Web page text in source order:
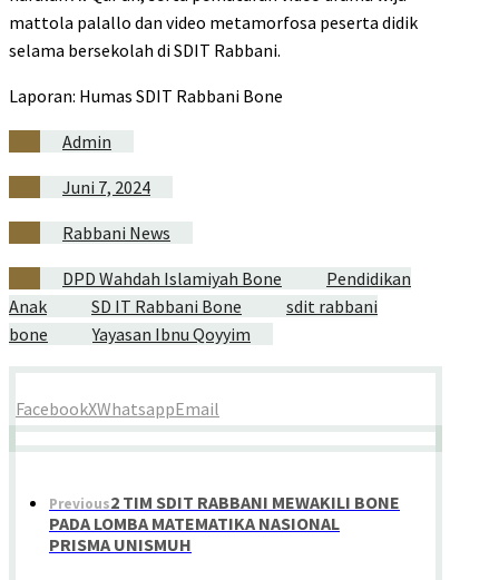
mattola palallo dan video metamorfosa peserta didik
selama bersekolah di SDIT Rabbani.
Laporan: Humas SDIT Rabbani Bone
Admin
Juni 7, 2024
Rabbani News
DPD Wahdah Islamiyah Bone
Pendidikan
Anak
SD IT Rabbani Bone
sdit rabbani
bone
Yayasan Ibnu Qoyyim
FacebookXWhatsappEmail
Previous2 TIM SDIT RABBANI MEWAKILI BONE
PADA LOMBA MATEMATIKA NASIONAL
PRISMA UNISMUH